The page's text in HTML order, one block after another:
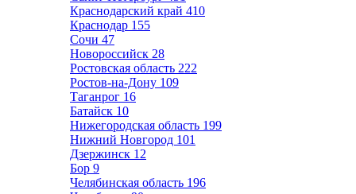
Краснодарский край 410
Краснодар 155
Сочи 47
Новороссийск 28
Ростовская область 222
Ростов-на-Дону 109
Таганрог 16
Батайск 10
Нижегородская область 199
Нижний Новгород 101
Дзержинск 12
Бор 9
Челябинская область 196